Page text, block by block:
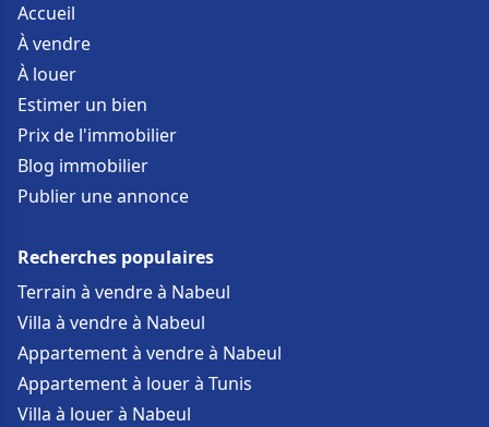
Accueil
À vendre
À louer
Estimer un bien
Prix de l'immobilier
Blog immobilier
Publier une annonce
Recherches populaires
Terrain à vendre à Nabeul
Villa à vendre à Nabeul
Appartement à vendre à Nabeul
Appartement à louer à Tunis
Villa à louer à Nabeul